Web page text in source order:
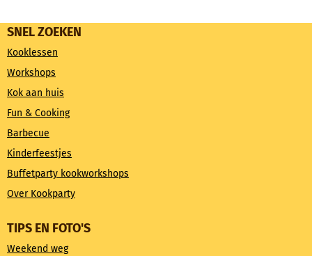
SNEL ZOEKEN
Kooklessen
Workshops
Kok aan huis
Fun & Cooking
Barbecue
Kinderfeestjes
Buffetparty kookworkshops
Over Kookparty
TIPS EN FOTO'S
Weekend weg